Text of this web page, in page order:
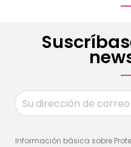
Información básica sobre